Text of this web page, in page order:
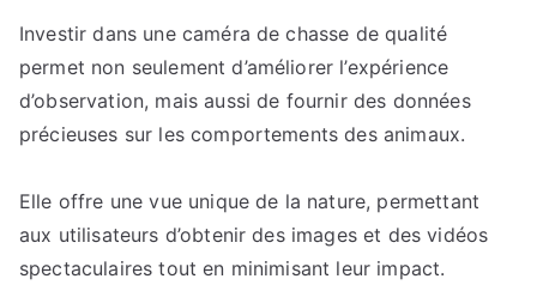
Investir dans une caméra de chasse de qualité
permet non seulement d’améliorer l’expérience
d’observation, mais aussi de fournir des données
précieuses sur les comportements des animaux.
Elle offre une vue unique de la nature, permettant
aux utilisateurs d’obtenir des images et des vidéos
spectaculaires tout en minimisant leur impact.